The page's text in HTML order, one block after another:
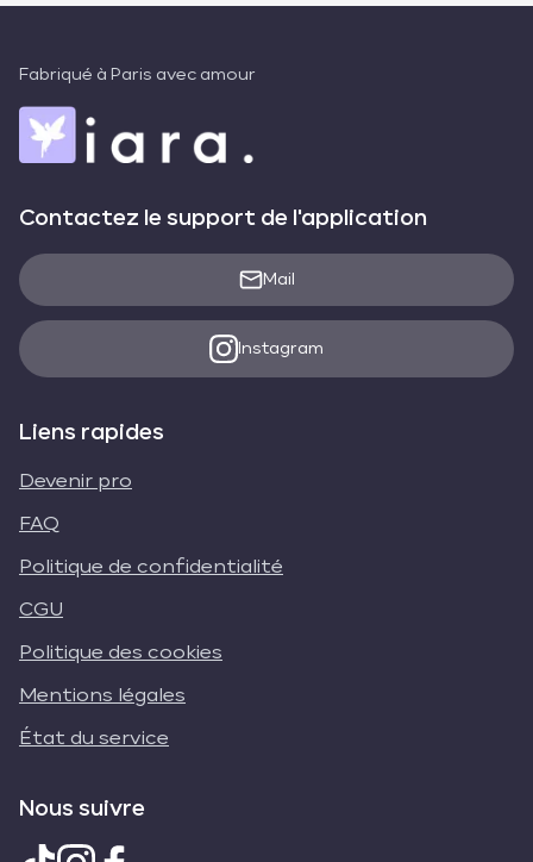
Fabriqué à Paris avec amour
Contactez le support de l'application
Mail
Instagram
Liens rapides
Devenir pro
FAQ
Politique de confidentialité
CGU
Politique des cookies
Mentions légales
État du service
Nous suivre